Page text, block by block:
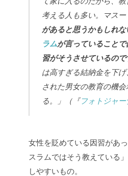
考える人も多い。マス
があると思うかもしれ
ラムが言っていること
習がそうさせているので
は高すぎる結納金を下
された男女の教育の機
る。」（『フォトジャ
女性を貶めている因習があ
スラムではそう教えている
しやすいもの。